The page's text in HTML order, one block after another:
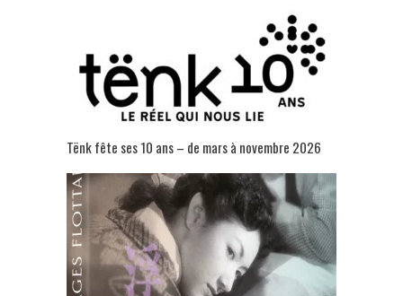
Tënk fête ses 10 ans – de mars à novembre 2026